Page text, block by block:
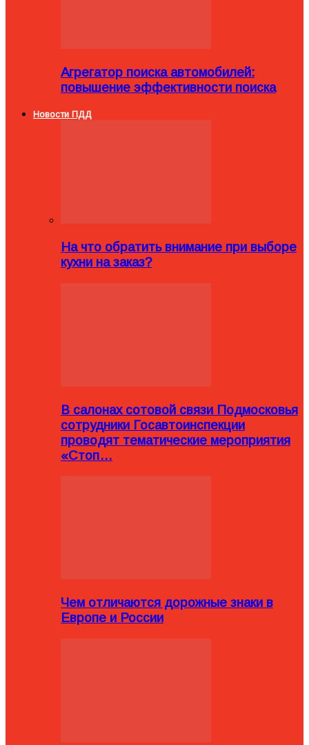
Агрегатор поиска автомобилей:
повышение эффективности поиска
Новости ПДД
На что обратить внимание при выборе
кухни на заказ?
В салонах сотовой связи Подмосковья
сотрудники Госавтоинспекции
проводят тематические мероприятия
«Стоп…
Чем отличаются дорожные знаки в
Европе и России